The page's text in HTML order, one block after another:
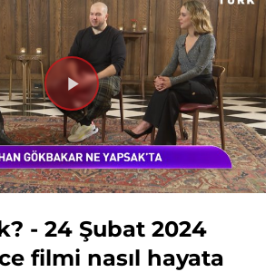
Videoyu
Oynat
- 24 Şubat 2024
filmi nasıl hayata